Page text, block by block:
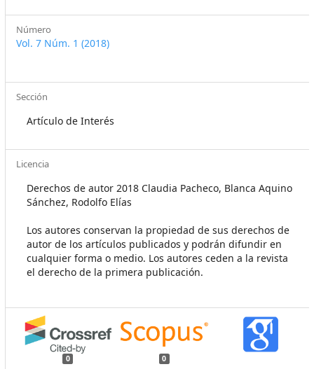
Número
Vol. 7 Núm. 1 (2018)
Sección
Artículo de Interés
Licencia
Derechos de autor 2018 Claudia Pacheco, Blanca Aquino
Sánchez, Rodolfo Elías
Los autores conservan la propiedad de sus derechos de
autor de los artículos publicados y podrán difundir en
cualquier forma o medio. Los autores ceden a la revista
el derecho de la primera publicación.
0 0